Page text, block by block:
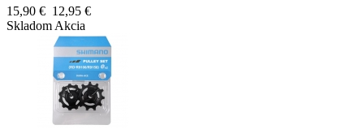
15,90 € 12,95 €
Skladom Akcia